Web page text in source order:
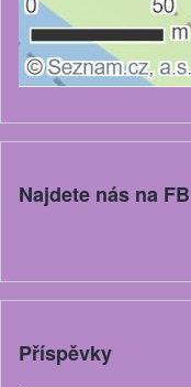
Najdete nás na FB
Příspěvky